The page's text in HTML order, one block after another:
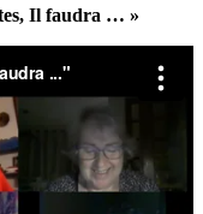
Il faudra … »